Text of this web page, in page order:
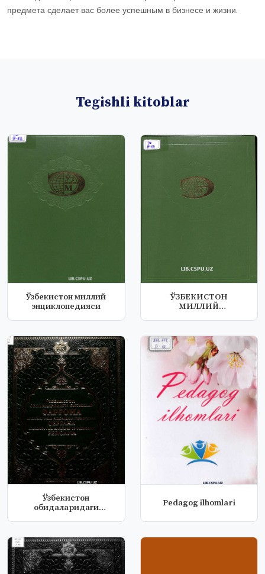
предмета сделает вас более успешным в бизнесе и жизни.
Tegishli kitoblar
Ўзбекистон миллий
энциклопедияси
ЎЗБЕКИСТОН
МИЛЛИЙ
Ўзбекистон
обидаларидаги
Pedagog ilhomlari